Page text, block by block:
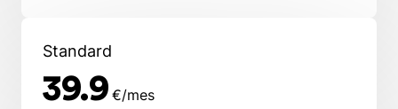
Standard
39.9 €/mes